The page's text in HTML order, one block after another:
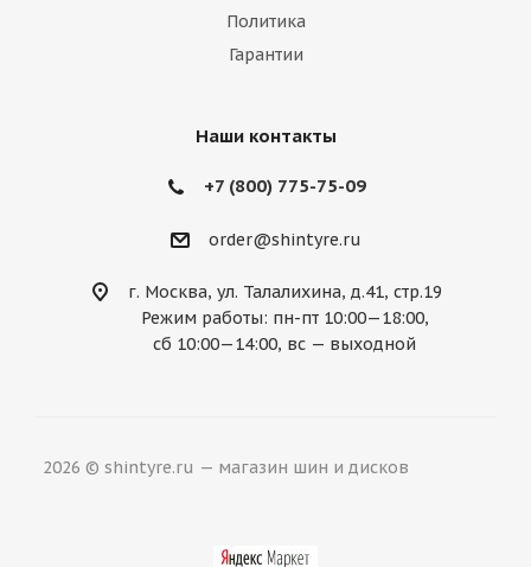
Политика
Гарантии
Наши контакты
+7 (800) 775-75-09
order@shintyre.ru
г. Москва, ул. Талалихина, д.41, стр.19
Режим работы: пн-пт 10:00—18:00,
сб 10:00—14:00, вс — выходной
2026 © shintyre.ru — магазин шин и дисков